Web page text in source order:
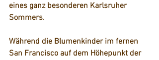
eines ganz besonderen Karlsruher
Sommers.
Während die Blumenkinder im fernen
San Francisco auf dem Höhepunkt der